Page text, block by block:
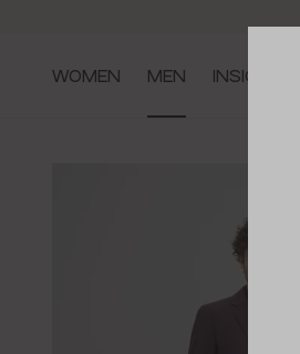
Zur Hauptnavigation springen
WOMEN MEN INSIGHTS